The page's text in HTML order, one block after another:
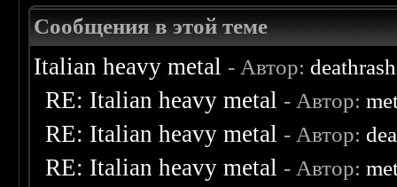
Сообщения в этой теме
Italian heavy metal - Автор:
RE: Italian heavy metal - Автор:
RE: Italian heavy metal - Автор:
RE: Italian heavy metal - Автор: